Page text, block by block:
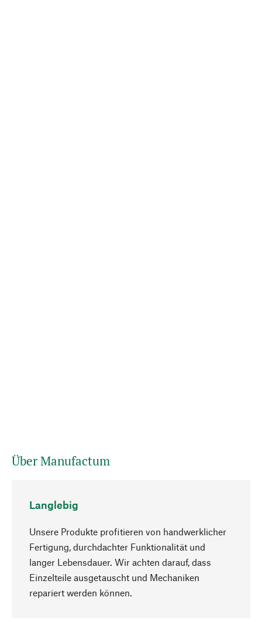
Über Manufactum
Langlebig
Unsere Produkte profitieren von handwerklicher
Fertigung, durchdachter Funktionalität und
langer Lebensdauer. Wir achten darauf, dass
Einzelteile ausgetauscht und Mechaniken
repariert werden können.